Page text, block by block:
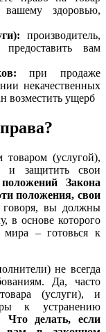
здоровью,
производитель,
вам
при продаже
некачественных
возместить ущерб
товаром (услугой),
и защитить свои
Закона
положения, свои
вы должны
в основе которого
мира – готовься к
не всегда
Да, часто
(услуги), и
к устранению
Что делать, если